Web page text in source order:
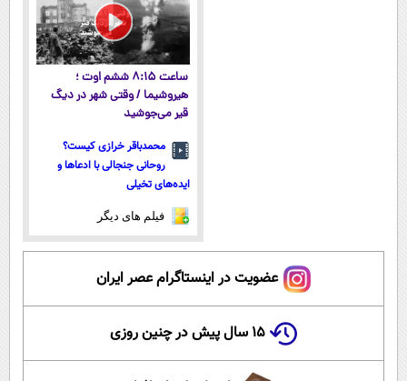
ساعت ۸:۱۵ ششم اوت ؛
هیروشیما / وقتی شهر در دیگ
قیر می‌جوشید
محمدباقر خرازی کیست؟
روحانی جنجالی با ادعاها و
ایده‌های تخیلی
فیلم های دیگر
عضویت در اینستاگرام عصر ایران
۱۵ سال پیش در چنین روزی